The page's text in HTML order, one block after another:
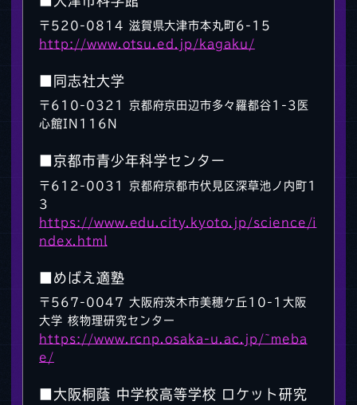
〒520-0814 滋賀県大津市本丸町6-15
http://www.otsu.ed.jp/kagaku/
■同志社大学
〒610-0321 京都府京田辺市多々羅都谷1-3医
心館IN116N
■京都市青少年科学センター
〒612-0031 京都府京都市伏見区深草池ノ内町1
3
https://www.edu.city.kyoto.jp/science/i
ndex.html
■めばえ適塾
〒567-0047 大阪府茨木市美穂ケ丘10-1大阪
大学 核物理研究センター
https://www.rcnp.osaka-u.ac.jp/~meba
e/
■大阪桐蔭 中学校高等学校 ロケット研究